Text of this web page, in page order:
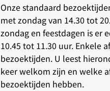
Onze standaard
met zondag van 14.30 tot
zondag en feestdagen is er
10.45 tot 11.30 uur. Enkele
bezoektijden. U leest
keer welkom zijn en welke
bezoektijden hebben.